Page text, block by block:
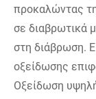
προκαλώντας
σε διαβρωτικά
στη διάβρωση.
οξείδωσης
Οξείδωση